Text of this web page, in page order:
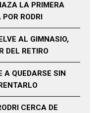
LA PRIMERA
RODRI
AL GIMNASIO,
DEL RETIRO
A QUEDARSE SIN
CERCA DE